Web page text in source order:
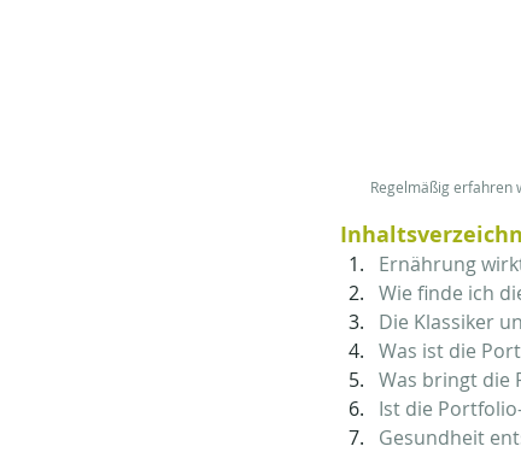
Regelmäßig erfahren
Ernährung
Wie finde ich
Die Klassiker
Was ist die
Was bringt die
Ist die
Gesundheit